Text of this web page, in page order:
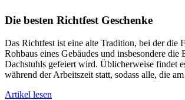
Die besten Richtfest Geschenke
Das Richtfest ist eine alte Tradition, bei der die
Rohbaus eines Gebäudes und insbesondere die
Dachstuhls gefeiert wird. Üblicherweise findet
während der Arbeitszeit statt, sodass alle, die
Artikel lesen